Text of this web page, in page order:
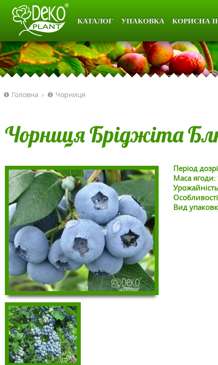
КАТАЛОГ УПАКОВКА КОРИСНА
❶ Головна › ❷ Чорниця
Чорниця Бріджіта
Період
Маса ягоди:
Вид